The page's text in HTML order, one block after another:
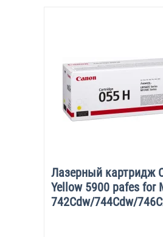
Лазерный картридж
Yellow 5900 pafes for
742Cdw/744Cdw/